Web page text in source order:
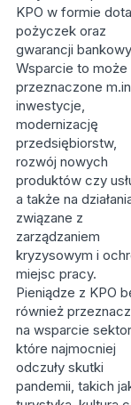
KPO w formie
pożyczek oraz
gwarancji
Wsparcie to może
przeznaczone
inwestycje,
modernizację
przedsiębiorstw,
rozwój nowych
produktów czy
a także na
związane z
zarządzaniem
kryzysowym i
miejsc pracy.
Pieniądze z KPO
również
na wsparcie
które najmocniej
odczuły skutki
pandemii, takich